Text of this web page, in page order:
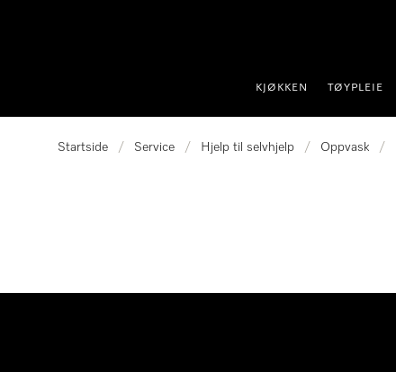
KJØKKEN TØYPLEIE
Startside / Service / Hjelp til selvhjelp / Oppvask /